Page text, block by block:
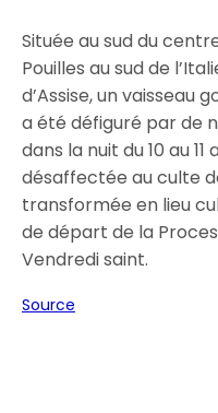
Située au sud du
Pouilles au sud de
d’Assise, un vaisseau
a été défiguré par de
dans la nuit du 10 au
désaffectée au culte
transformée en lieu
de départ de la
Vendredi saint.
Source